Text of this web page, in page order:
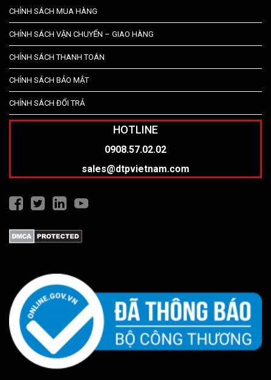
CHÍNH SÁCH MUA HÀNG
CHÍNH SÁCH VẬN CHUYỂN – GIAO HÀNG
CHÍNH SÁCH THANH TOÁN
CHÍNH SÁCH BẢO MẬT
CHÍNH SÁCH ĐỔI TRẢ
HOTLINE
0908.57.02.02
sales@dtpvietnam.com